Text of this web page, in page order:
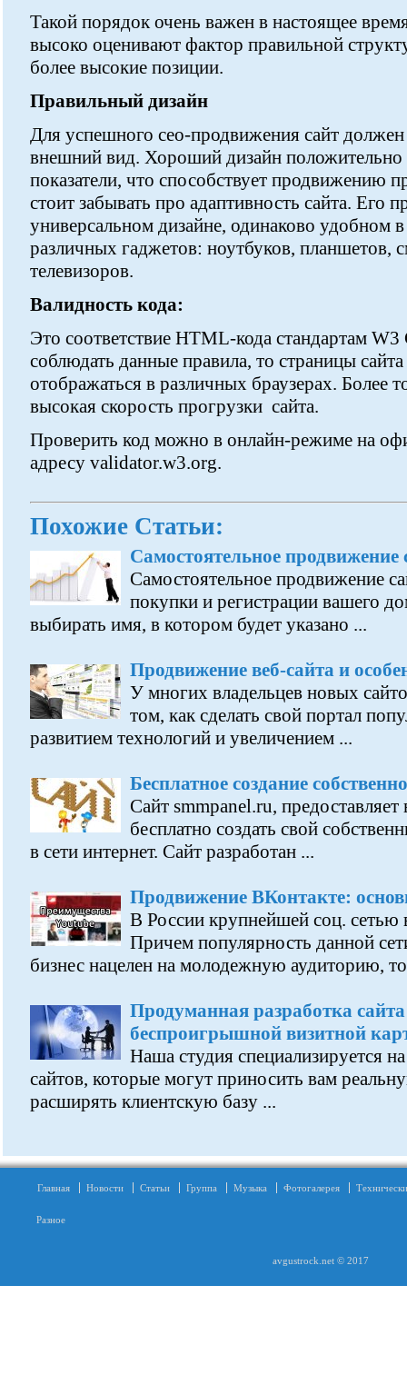
Такой порядок очень важен в настоящее
высоко оценивают фактор правильной
более высокие позиции.
Правильный дизайн
Для успешного сео-продвижения сайт
внешний вид. Хороший дизайн положительно
показатели, что способствует продвижению
стоит забывать про адаптивность сайта. Его
универсальном дизайне, одинаково удобном
различных гаджетов: ноутбуков, планшетов,
телевизоров.
Валидность кода:
Это соответствие HTML-кода стандартам
соблюдать данные правила, то страницы
отображаться в различных браузерах. Более
высокая скорость прогрузки сайта.
Проверить код можно в онлайн-режиме на
адресу validator.w3.org.
Похожие Статьи:
Самостоятельное продвижение
Самостоятельное продвижение
покупки и регистрации вашего
выбирать имя, в котором будет указано ...
Продвижение веб-сайта и
У многих владельцев новых
том, как сделать свой портал
развитием технологий и увеличением ...
Бесплатное создание
Сайт smmpanel.ru,
бесплатно создать свой
в сети интернет. Сайт разработан ...
Продвижение ВКонтакте:
В России крупнейшей соц. сетью
Причем популярность данной
бизнес нацелен на молодежную аудиторию,
Продуманная разработка
беспроигрышной визитной
Наша студия специализируется
сайтов, которые могут приносить вам
расширять клиентскую базу ...
Главная Новости Статьи Группа Музыка Фотогалерея
Разное
avgustrock.net © 2017